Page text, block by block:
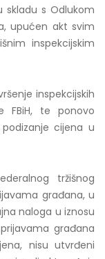
skladu s Odlukom
upućen akt svim
inspekcijskim
inspekcijskih
FBiH, te ponovo
cijena u
tržišnog
građana, u
naloga u iznosu
građana
nisu utvrđeni